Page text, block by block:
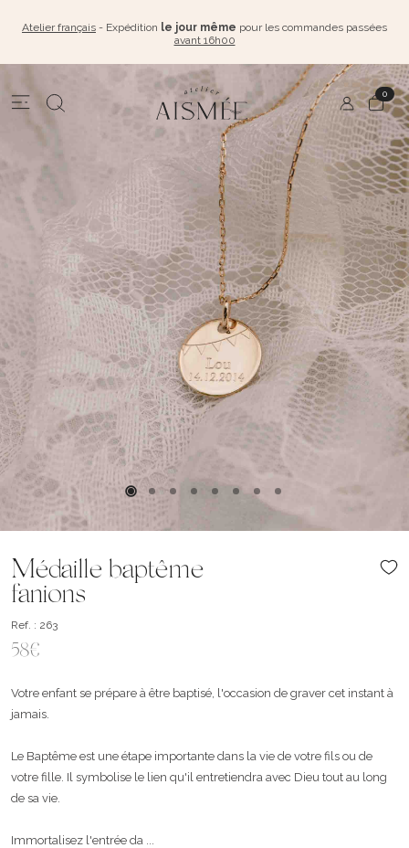
Atelier français - Expédition le jour même pour les commandes passées
avant 16h00
0
Médaille baptême
fanions
Ref. : 263
58€
Votre enfant se prépare à être baptisé, l'occasion de graver cet instant à
jamais.
Le Baptême est une étape importante dans la vie de votre fils ou de
votre fille. Il symbolise le lien qu'il entretiendra avec Dieu tout au long
de sa vie.
Immortalisez l'entrée da ...